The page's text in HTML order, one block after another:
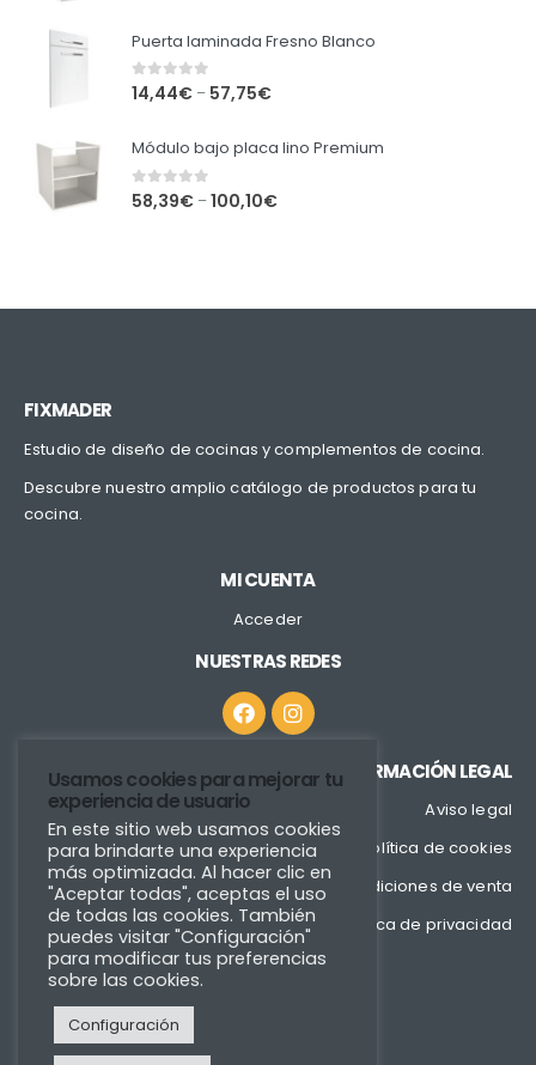
Puerta laminada Fresno Blanco
0 out of 5
14,44€ – 57,75€
Módulo bajo placa lino Premium
0out of 5
58,39€ –100,10€
FIXMADER
Estudio de diseño de cocinas y complementos de cocina.
Descubre nuestro amplio catálogo de productos para tu
cocina.
MI CUENTA
Acceder
NUESTRAS REDES
INFORMACIÓN LEGAL
Aviso legal
Política de cookies
Condiciones de venta
Política de privacidad
Usamos cookies para mejorar tu
experiencia de usuario
En este sitio web usamos cookies
para brindarte una experiencia
más optimizada. Al hacer clic en
"Aceptar todas", aceptas el uso
de todas las cookies. También
puedes visitar "Configuración"
para modificar tus preferencias
sobre las cookies.
Configuración